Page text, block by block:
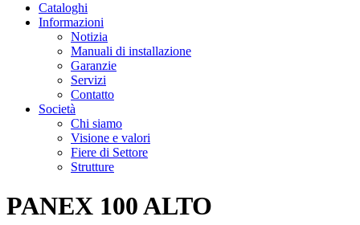
Cataloghi
Informazioni
Notizia
Manuali di installazione
Garanzie
Servizi
Contatto
Società
Chi siamo
Visione e valori
Fiere di Settore
Strutture
PANEX 100 ALTO